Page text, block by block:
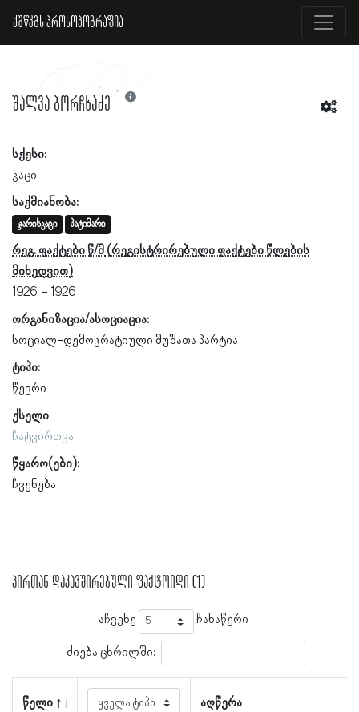
ქშწკგს პროსოპოგრაფია
შალვა ბორჩხაძე
სქესი:
კაცი
საქმიანობა:
ჯარისკაცი პატიმარი
რეგ. ფაქტები წ/მ
1926
1926
ორგანიზაცია/ასოციაცია:
სოციალ-დემოკრატიული მუშათა პარტია
ტიპი:
წევრი
ქსელი
ჩატვირთვა
წყარო(ები):
ჩვენება
პირთან დაკავშირებული ფაქტოიდი (1)
აჩვენე ჩანაწერი
ძიება ცხრილში:
წელი აღწერა